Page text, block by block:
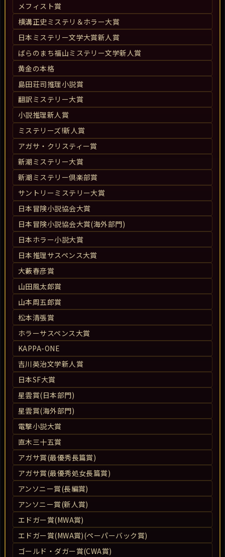
メフィスト賞
横溝正史ミステリ＆ホラー大賞
日本ミステリー文学大賞新人賞
ばらのまち福山ミステリー文学新人賞
黄金の本格
島田荘司推理小説賞
翻訳ミステリー大賞
小説推理新人賞
ミステリーズ!新人賞
アガサ・クリスティー賞
新潮ミステリー大賞
新潮ミステリー倶楽部賞
サントリーミステリー大賞
日本冒険小説協会大賞
日本冒険小説協会大賞(海外部門)
日本ホラー小説大賞
日本推理サスペンス大賞
大藪春彦賞
山田風太郎賞
山本周五郎賞
松本清張賞
ホラーサスペンス大賞
KAPPA-ONE
吉川英治文学新人賞
日本SF大賞
星雲賞(日本部門)
星雲賞(海外部門)
電撃小説大賞
直木三十五賞
アガサ賞(最優秀長篇賞)
アガサ賞(最優秀処女長篇賞)
アンソニー賞(長編賞)
アンソニー賞(新人賞)
エドガー賞(MWA賞)
エドガー賞(MWA賞)(ペーパーバック賞)
ゴールド・ダガー賞(CWA賞)